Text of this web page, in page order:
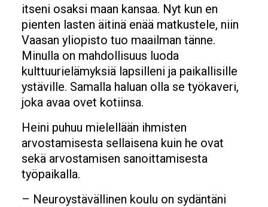
itseni osaksi maan kansaa. Nyt kun en
pienten lasten äitinä enää matkustele, niin
Vaasan yliopisto tuo maailman tänne.
Minulla on mahdollisuus luoda
kulttuurielämyksiä lapsilleni ja paikallisille
ystäville. Samalla haluan olla se työkaveri,
joka avaa ovet kotiinsa.
Heini puhuu mielellään ihmisten
arvostamisesta sellaisena kuin he ovat
sekä arvostamisen sanoittamisesta
työpaikalla.
– Neuroystävällinen koulu on sydäntäni